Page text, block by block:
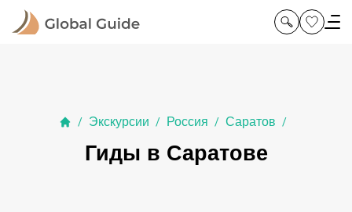
/ Экскурсии / Россия / Саратов /
Гиды в Саратове